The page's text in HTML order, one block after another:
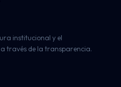
institucional y el
través de la transparencia.